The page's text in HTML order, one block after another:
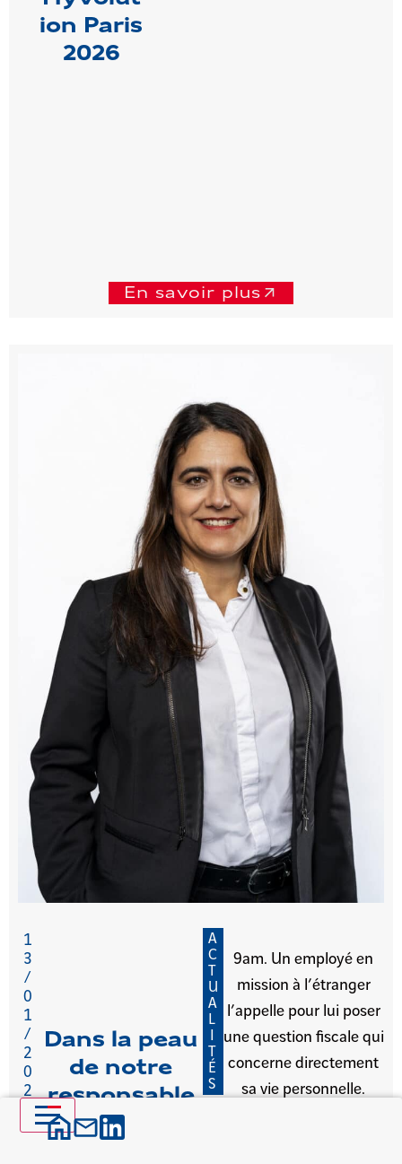
ion Paris
2026
En savoir plus
1
3
/
0
1
/
2
0
2
Dans la peau
de notre
responsable
des
A
C
T
U
A
L
T
É
S
9am. Un employé en
mission à l’étranger
l’appelle pour lui poser
une question fiscale qui
concerne directement
sa vie personnelle.